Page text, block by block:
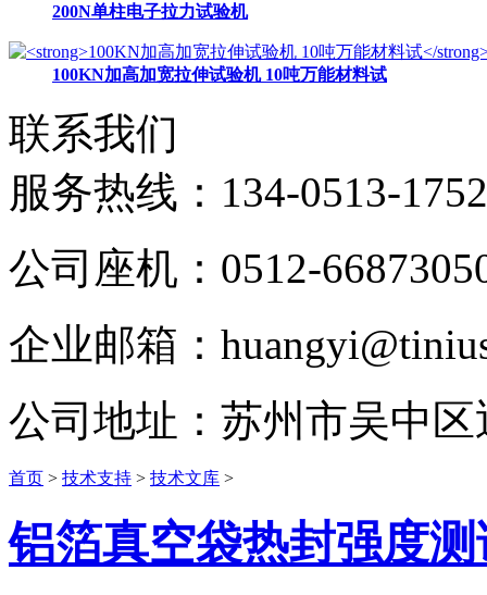
200N单柱电子拉力试验机
100KN加高加宽拉伸试验机 10吨万能材料试
联系我们
服务热线： 134-0513-1752
公司座机：0512-
企业邮箱：
公司地址：苏州市吴中
首页 > 技术支持 > 技术文库 >
铝箔真空袋热封强度